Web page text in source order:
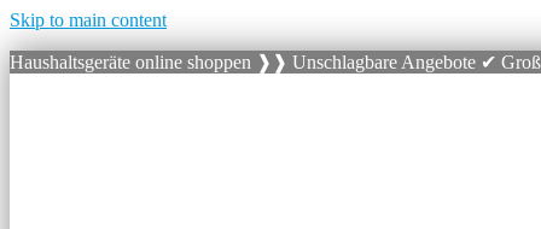
Skip to main content
Haushaltsgeräte online shoppen ❱❱ Unschlagbare Angebote ✔